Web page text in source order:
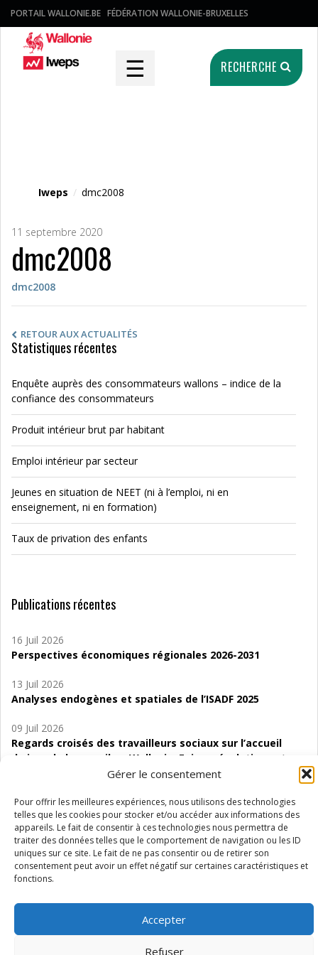
Gérer le consentement
Pour offrir les meilleures expériences, nous utilisons des technologies
telles que les cookies pour stocker et/ou accéder aux informations des
appareils. Le fait de consentir à ces technologies nous permettra de
traiter des données telles que le comportement de navigation ou les ID
uniques sur ce site. Le fait de ne pas consentir ou de retirer son
consentement peut avoir un effet négatif sur certaines caractéristiques et
fonctions.
Accepter
Refuser
PORTAIL WALLONIE.BE FÉDÉRATION WALLONIE-BRUXELLES
☰ RECHERCHE
Iweps / dmc2008
11 septembre 2020
dmc2008
dmc2008
RETOUR AUX ACTUALITÉS
Statistiques récentes
Enquête auprès des consommateurs wallons – indice de la
confiance des consommateurs
Produit intérieur brut par habitant
Emploi intérieur par secteur
Jeunes en situation de NEET (ni à l’emploi, ni en
enseignement, ni en formation)
Taux de privation des enfants
Publications récentes
16 Juil 2026
Perspectives économiques régionales 2026-2031
13 Juil 2026
Analyses endogènes et spatiales de l’ISADF 2025
09 Juil 2026
Regards croisés des travailleurs sociaux sur l’accueil
de jour de bas seuil en Wallonie. Enjeux, évolutions et
06 Juil 2026
Étude d’évaluabilité des Structures
d’accompagnement à l’autocréation d’emploi (SAACE)
01 Juil 2026
Pénurie du personnel infirmier :quels indicateurs
Wallonie ?